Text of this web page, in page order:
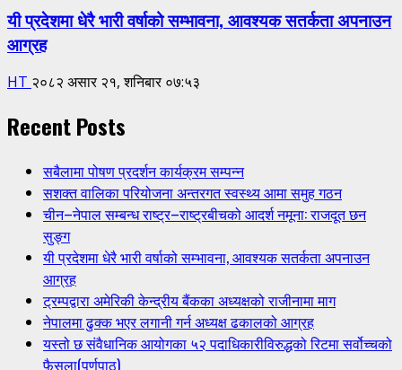
यी प्रदेशमा धेरै भारी वर्षाको सम्भावना, आवश्यक सतर्कता अपनाउन
आग्रह
HT २०८२ असार २१, शनिबार ०७:५३
Recent Posts
सबैलामा पोषण प्रदर्शन कार्यक्रम सम्पन्न
सशक्त वालिका परियोजना अन्तरगत स्वस्थ्य आमा समुह गठन
चीन–नेपाल सम्बन्ध राष्ट्र–राष्ट्रबीचको आदर्श नमूना: राजदूत छन
सुङ्ग
यी प्रदेशमा धेरै भारी वर्षाको सम्भावना, आवश्यक सतर्कता अपनाउन
आग्रह
ट्रम्पद्वारा अमेरिकी केन्द्रीय बैंकका अध्यक्षको राजीनामा माग
नेपालमा ढुक्क भएर लगानी गर्न अध्यक्ष ढकालको आग्रह
यस्तो छ संवैधानिक आयोगका ५२ पदाधिकारीविरुद्धको रिटमा सर्वोच्चको
फैसला(पूर्णपाठ)